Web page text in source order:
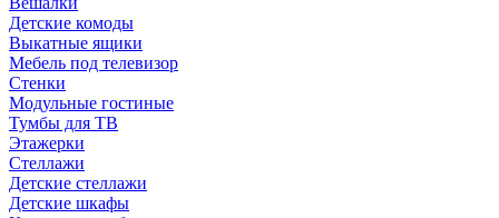
Детские комоды
Выкатные ящики
Мебель под телевизор
Стенки
Модульные гостиные
Тумбы для ТВ
Этажерки
Стеллажи
Детские стеллажи
Детские шкафы